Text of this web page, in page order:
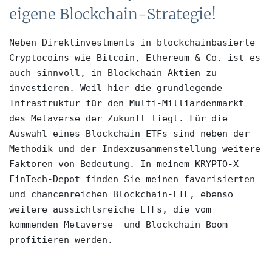
eigene Blockchain-Strategie!
Neben Direktinvestments in blockchainbasierte
Cryptocoins wie Bitcoin, Ethereum & Co. ist es
auch sinnvoll, in Blockchain-Aktien zu
investieren. Weil hier die grundlegende
Infrastruktur für den Multi-Milliardenmarkt
des Metaverse der Zukunft liegt. Für die
Auswahl eines Blockchain-ETFs sind neben der
Methodik und der Indexzusammenstellung weitere
Faktoren von Bedeutung. In meinem KRYPTO-X
FinTech-Depot finden Sie meinen favorisierten
und chancenreichen Blockchain-ETF, ebenso
weitere aussichtsreiche ETFs, die vom
kommenden Metaverse- und Blockchain-Boom
profitieren werden.